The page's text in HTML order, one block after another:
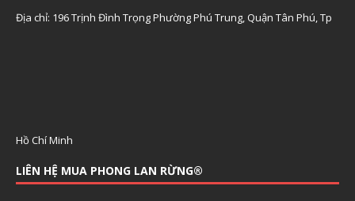
Địa chỉ: 196 Trịnh Đình Trọng Phường Phú Trung, Quận Tân Phú, Tp
Hồ Chí Minh
LIÊN HỆ MUA PHONG LAN RỪNG®